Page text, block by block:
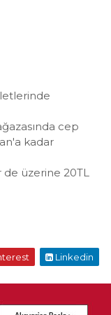
cep
kadar
de üzerine 20TL
Linkedin